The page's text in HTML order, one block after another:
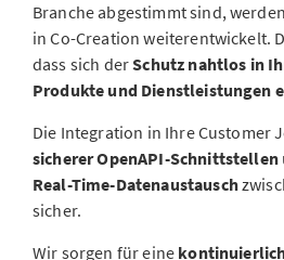
Branche abgestimmt sind,
in Co-Creation weiterentwickelt.
dass sich derSchutz nahtlos in
Produkte und Dienstleistungen
Die Integration in Ihre Customer
sicherer OpenAPI-Schnittstellen
Real-Time-Datenaustausch
sicher.
Wir sorgen für eine